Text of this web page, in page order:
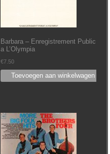
Barbara – Enregistrement Public
a L’Olympia
€7.50
Toevoegen aan winkelwagen